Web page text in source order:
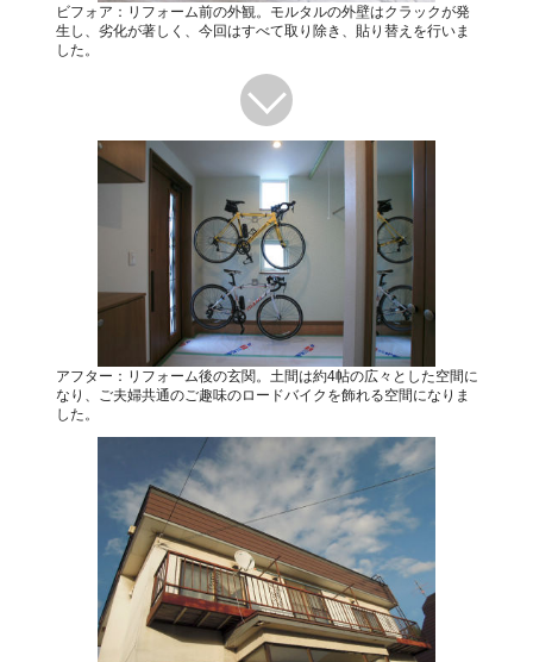
ビフォア：リフォーム前の外観。モルタルの外壁はクラックが発
生し、劣化が著しく、今回はすべて取り除き、貼り替えを行いま
した。
アフター：リフォーム後の玄関。土間は約4帖の広々とした空間に
なり、ご夫婦共通のご趣味のロードバイクを飾れる空間になりま
した。